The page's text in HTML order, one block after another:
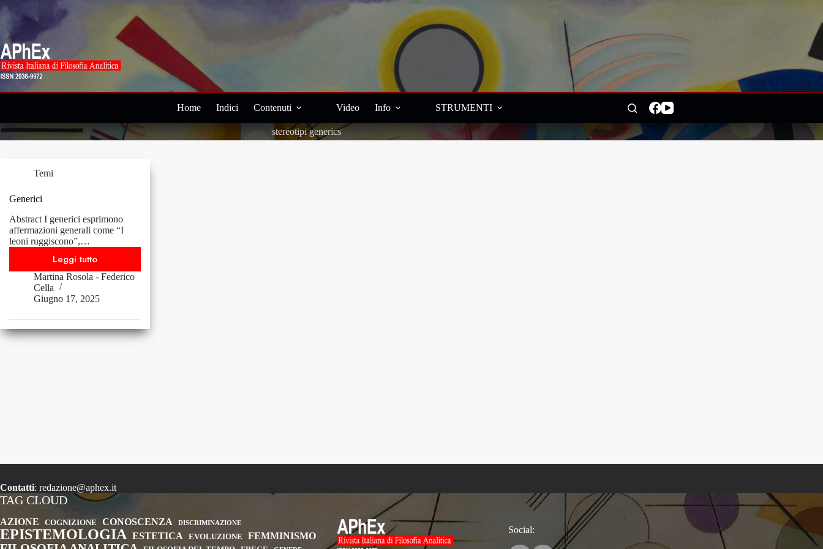
Salta
contenuto
Home Indici Contenuti Video Info STRUMENTI
stereotipi generics
Temi
Generici
Abstract I generici esprimono
affermazioni generali come “I
leoni ruggiscono”,…
Leggi tutto
Generici
Martina Rosola - Federico
Cella
Giugno 17, 2025
Contatti: redazione@aphex.it
TAG CLOUD
AZIONE COGNIZIONE CONOSCENZA DISCRIMINAZIONE
EPISTEMOLOGIA ESTETICA EVOLUZIONE FEMMINISMO
Social: